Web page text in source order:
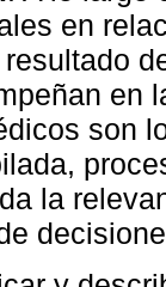
en
en
son
la